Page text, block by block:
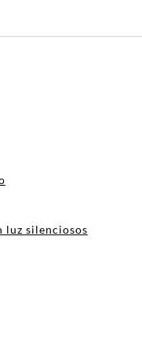
luz silenciosos